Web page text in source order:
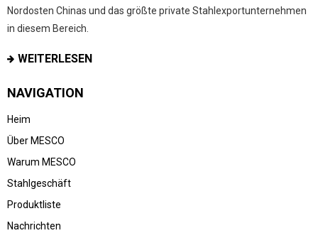
Nordosten Chinas und das größte private Stahlexportunternehmen
in diesem Bereich.
WEITERLESEN
NAVIGATION
Heim
Über MESCO
Warum MESCO
Stahlgeschäft
Produktliste
Nachrichten